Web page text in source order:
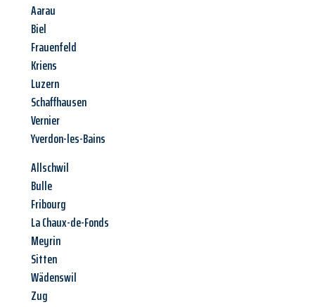
Aarau
Biel
Frauenfeld
Kriens
Luzern
Schaffhausen
Vernier
Yverdon-les-Bains
Allschwil
Bulle
Fribourg
La Chaux-de-Fonds
Meyrin
Sitten
Wädenswil
Zug